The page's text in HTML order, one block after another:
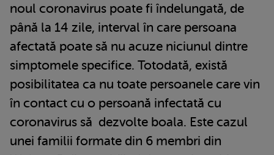
noul coronavirus poate fi îndelungată, de
până la 14 zile, interval în care persoana
afectată poate să nu acuze niciunul dintre
simptomele specifice. Totodată, există
posibilitatea ca nu toate persoanele care vin
în contact cu o persoană infectată cu
coronavirus să dezvolte boala. Este cazul
unei familii formate din 6 membri din